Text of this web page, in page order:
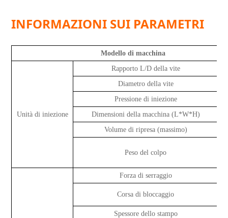
INFORMAZIONI SUI PARAMETRI
Modello di macchina
Unità di iniezione
Rapporto L/D della vite
Diametro della vite
Pressione di iniezione
Dimensioni della macchina (L*W*H)
Volume di ripresa (massimo)
Peso del colpo
Forza di serraggio
Corsa di bloccaggio
Spessore dello stampo